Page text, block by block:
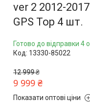
ver 2 2012-
GPS Top 4 шт.
Готово до відправки 4
Код: 13330-85022
12 999 ₴
9 999 ₴
Показати оптові ціни